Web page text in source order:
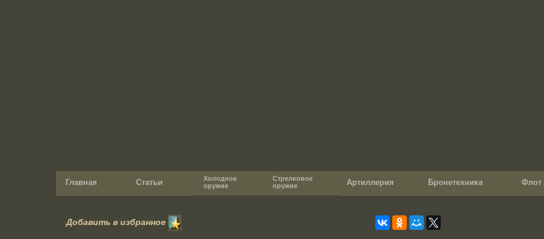
Главная Статьи
Холодное
оружие
Стрелковое
оружие
Артиллерия Бронетехника Флот
Добавить в избранное